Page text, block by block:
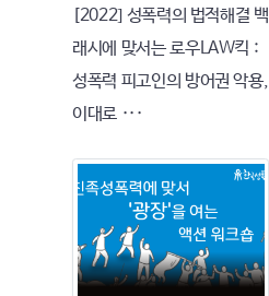
[2022] 성폭력의 법적해결 백
래시에 맞서는 로우LAW킥 :
성폭력 피고인의 방어권 악용,
이대로 ···